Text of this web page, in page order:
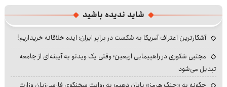
شاید ندیده باشید
آشکارترین اعتراف آمریکا به شکست در برابر ایران؛ ایده خلاقانه خریداریم!
مجتبی شکوری در راهپیمایی اربعین؛ وقتی یک ویدئو به آیینه‌ای از جامعه
تبدیل می‌شود